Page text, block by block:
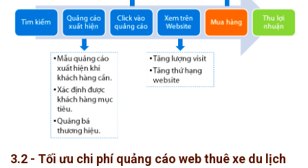
3.2 - Tối ưu chi phí quảng cáo web thuê xe du lịch